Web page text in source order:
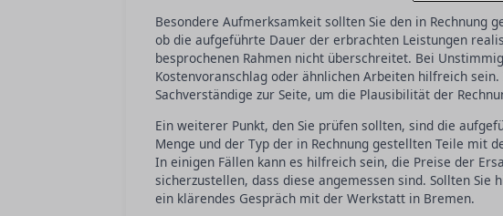
Besondere Aufmerksamkeit sollten Sie den in Rechnung
ob die aufgeführte Dauer der erbrachten Leistungen
besprochenen Rahmen nicht überschreitet. Bei
Kostenvoranschlag oder ähnlichen Arbeiten hilfreich
Sachverständige zur Seite, um die Plausibilität der
Ein weiterer Punkt, den Sie prüfen sollten, sind die
Menge und der Typ der in Rechnung gestellten Teile mit
In einigen Fällen kann es hilfreich sein, die Preise der
sicherzustellen, dass diese angemessen sind. Sollten
ein klärendes Gespräch mit der Werkstatt in Bremen.